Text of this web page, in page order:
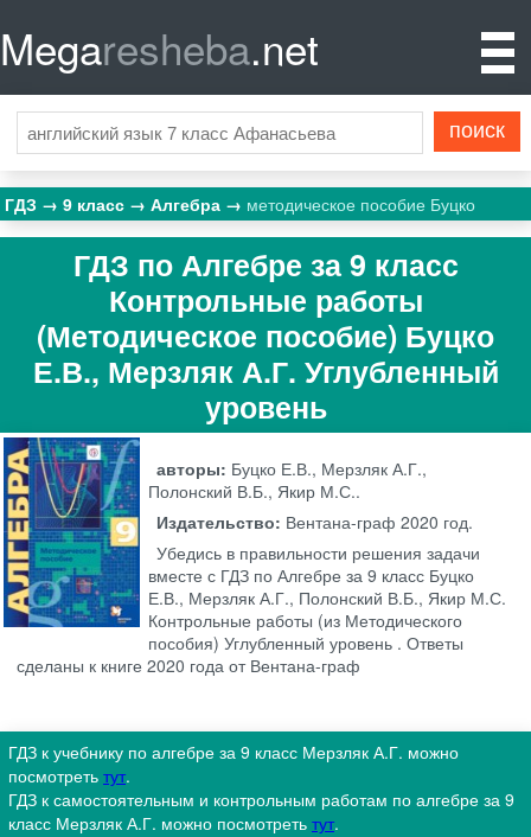
Megaresheba.net
ГДЗ 9 класс Алгебра методическое пособие Буцко
ГДЗ по Алгебре за 9 класс
Контрольные работы
(Методическое пособие) Буцко
Е.В., Мерзляк А.Г. Углубленный
уровень
авторы: Буцко Е.В., Мерзляк А.Г.,
Полонский В.Б., Якир М.С..
Издательство: Вентана-граф 2020 год.
Убедись в правильности решения задачи
вместе с ГДЗ по Алгебре за 9 класс Буцко
Е.В., Мерзляк А.Г., Полонский В.Б., Якир М.С.
Контрольные работы (из Методического
пособия) Углубленный уровень . Ответы
сделаны к книге 2020 года от Вентана-граф
ГДЗ к учебнику по алгебре за 9 класс Мерзляк А.Г. можно
посмотреть тут.
ГДЗ к самостоятельным и контрольным работам по алгебре за 9
класс Мерзляк А.Г. можно посмотреть тут.